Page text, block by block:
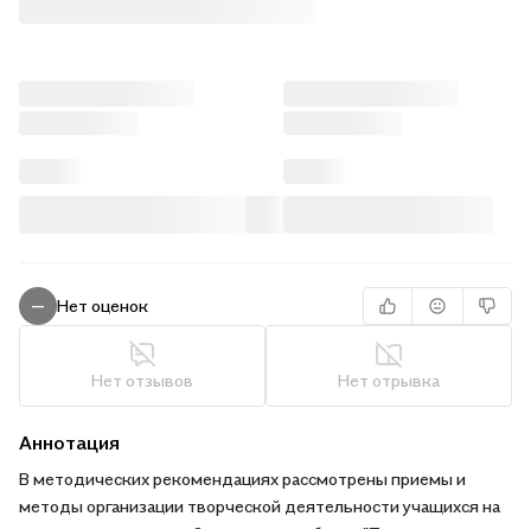
— Нет оценок
Нет отзывов Нет отрывка
Аннотация
В методических рекомендациях рассмотрены приемы и
методы организации творческой деятельности учащихся на